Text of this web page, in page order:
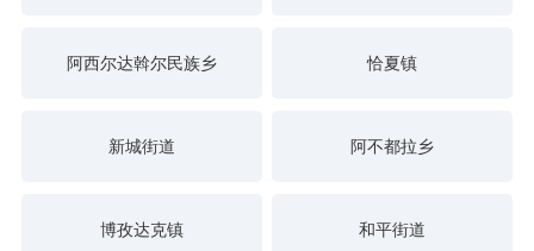
阿西尔达斡尔民族乡 恰夏镇
新城街道 阿不都拉乡
博孜达克镇 和平街道